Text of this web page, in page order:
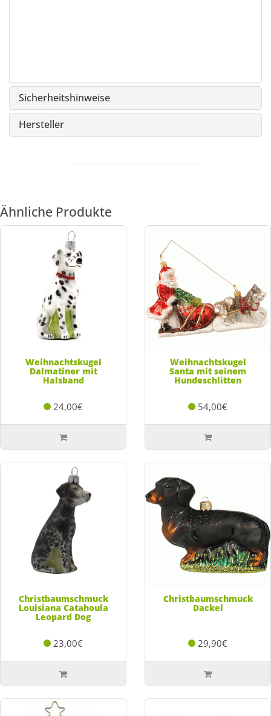
Sicherheitshinweise
Hersteller
Ähnliche Produkte
Weihnachtskugel
Dalmatiner mit
Halsband
24,00€
Weihnachtskugel
Santa mit seinem
Hundeschlitten
54,00€
Christbaumschmuck
Louisiana Catahoula
Leopard Dog
23,00€
Christbaumschmuck
Dackel
29,90€